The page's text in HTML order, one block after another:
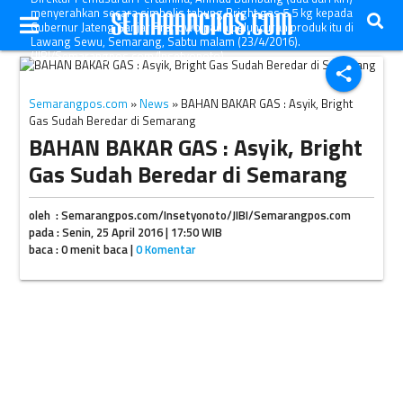
share
menyerahkan secara simbolis tabung Bright gas 5,5 kg kepada
Gubernur Jateng Ganjar Pranowo pada peluncuran produk itu di
Lawang Sewu, Semarang, Sabtu malam (23/4/2016).
(JIBI/Semarangpos.com/Insetyonoto)
Semarangpos.com » News » BAHAN BAKAR GAS : Asyik, Bright
Gas Sudah Beredar di Semarang
BAHAN BAKAR GAS : Asyik, Bright
Gas Sudah Beredar di Semarang
oleh : Semarangpos.com/Insetyonoto/JIBI/Semarangpos.com
pada : Senin, 25 April 2016 | 17:50 WIB
baca : 0 menit baca |0 Komentar